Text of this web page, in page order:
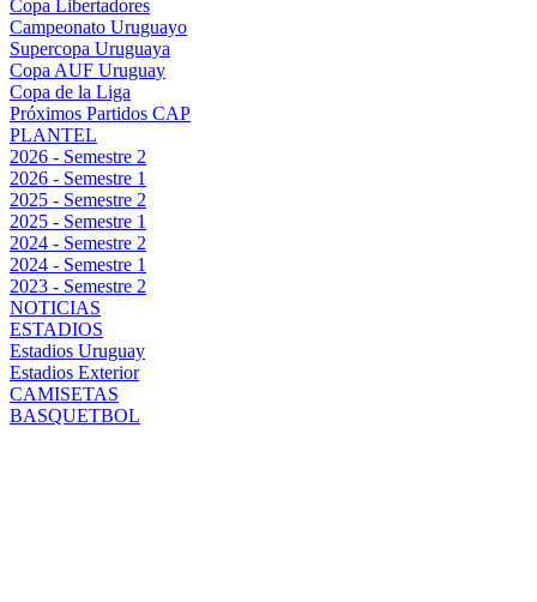
Copa Libertadores
Campeonato Uruguayo
Supercopa Uruguaya
Copa AUF Uruguay
Copa de la Liga
Próximos Partidos CAP
PLANTEL
2026 - Semestre 2
2026 - Semestre 1
2025 - Semestre 2
2025 - Semestre 1
2024 - Semestre 2
2024 - Semestre 1
2023 - Semestre 2
NOTICIAS
ESTADIOS
Estadios Uruguay
Estadios Exterior
CAMISETAS
BASQUETBOL